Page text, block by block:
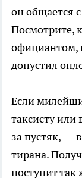
он общается
Посмотрите,
официантом,
допустил
Если
таксисту
за пустяк, —
тирана.
поступит так